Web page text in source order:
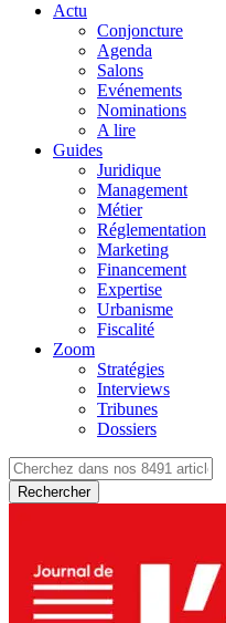
Actu
Conjoncture
Agenda
Salons
Evénements
Nominations
A lire
Guides
Juridique
Management
Métier
Réglementation
Marketing
Financement
Expertise
Urbanisme
Fiscalité
Zoom
Stratégies
Interviews
Tribunes
Dossiers
Rechercher